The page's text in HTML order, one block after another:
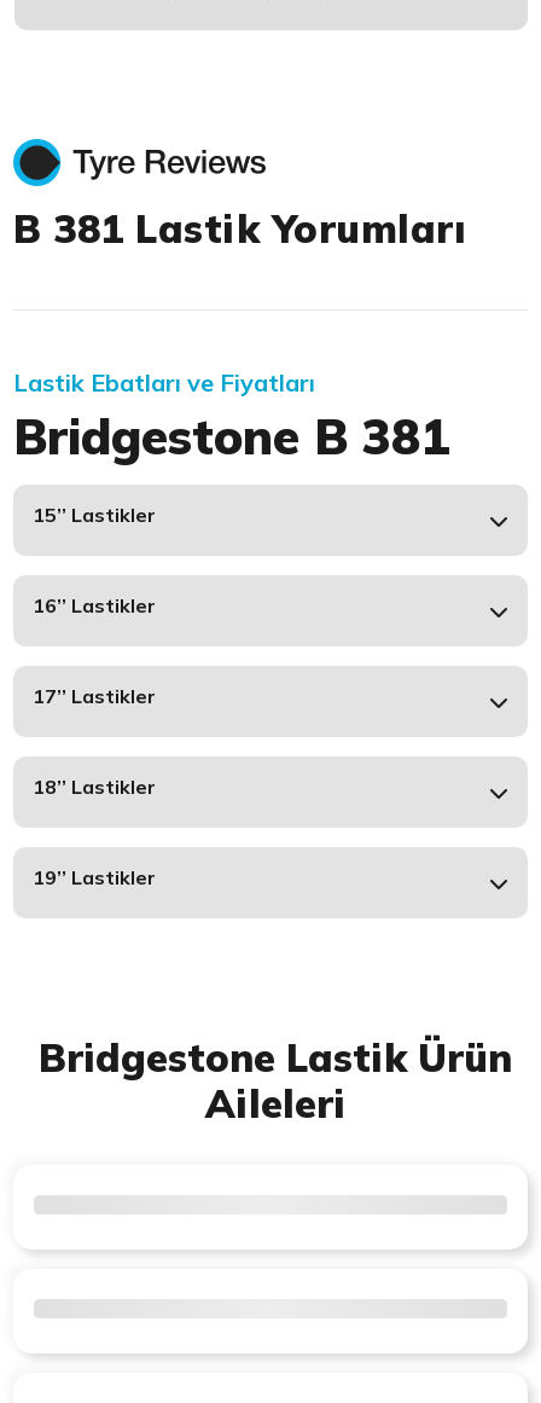
B 381 Lastik Yorumları
Lastik Ebatları ve Fiyatları
Bridgestone B 381
15’’ Lastikler
16’’ Lastikler
17’’ Lastikler
18’’ Lastikler
19’’ Lastikler
Bridgestone Lastik Ürün
Aileleri